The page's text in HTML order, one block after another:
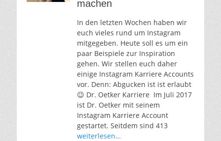
machen
In den letzten Wochen haben wir
euch vieles rund um Instagram
mitgegeben. Heute soll es um ein
paar Beispiele zur Inspiration
gehen. Wir stellen euch daher
einige Instagram Karriere Accounts
vor. Denn: Abgucken ist ist erlaubt
😉 Dr. Oetker Karriere Im Juli 2017
ist Dr. Oetker mit seinem
Instagram Karriere Account
gestartet. Seitdem sind 413
weiterlesen…